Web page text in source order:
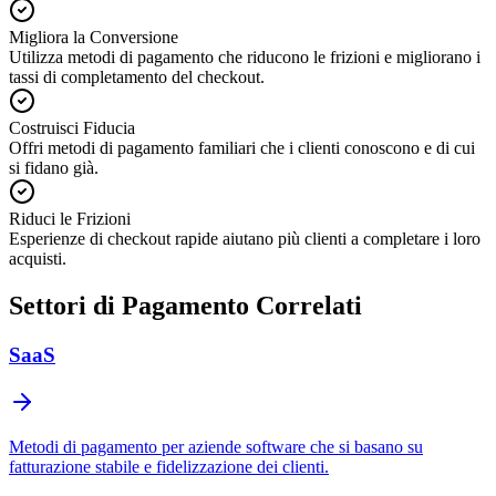
Migliora la Conversione
Utilizza metodi di pagamento che riducono le frizioni e migliorano i
tassi di completamento del checkout.
Costruisci Fiducia
Offri metodi di pagamento familiari che i clienti conoscono e di cui
si fidano già.
Riduci le Frizioni
Esperienze di checkout rapide aiutano più clienti a completare i loro
acquisti.
Settori di Pagamento Correlati
SaaS
Metodi di pagamento per aziende software che si basano su
fatturazione stabile e fidelizzazione dei clienti.